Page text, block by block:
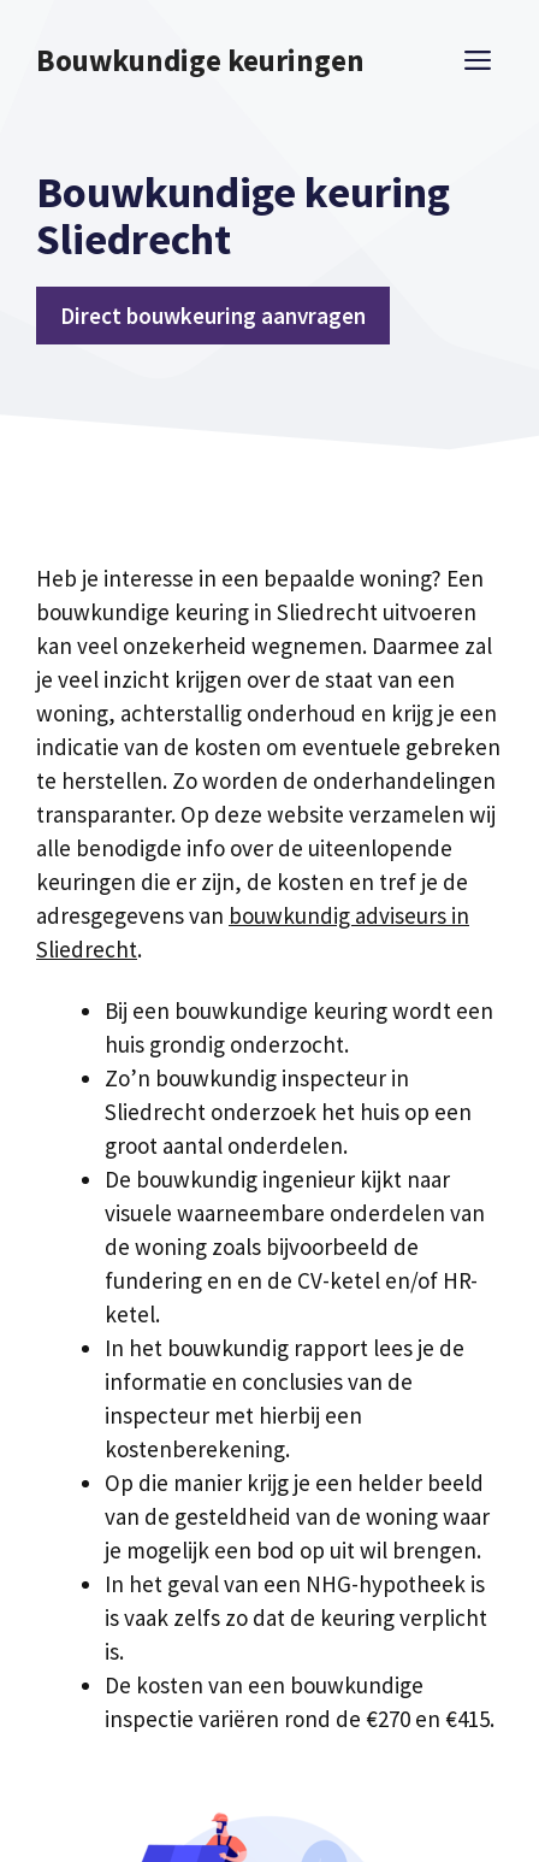
naarBouwkundige keuringen
Bouwkundige keuring
Sliedrecht
Direct bouwkeuring aanvragen
Heb je interesse in een bepaalde woning? Een
bouwkundige keuring in Sliedrecht uitvoeren
kan veel onzekerheid wegnemen. Daarmee zal
je veel inzicht krijgen over de staat van een
woning, achterstallig onderhoud en krijg je een
indicatie van de kosten om eventuele gebreken
te herstellen. Zo worden de onderhandelingen
transparanter. Op deze website verzamelen wij
alle benodigde info over de uiteenlopende
keuringen die er zijn, de kosten en tref je de
adresgegevens van bouwkundig adviseurs in
Sliedrecht.
Bij een bouwkundige keuring wordt een
huis grondig onderzocht.
Zo’n bouwkundig inspecteur in
Sliedrecht onderzoek het huis op een
groot aantal onderdelen.
De bouwkundig ingenieur kijkt naar
visuele waarneembare onderdelen van
de woning zoals bijvoorbeeld de
fundering en en de CV-ketel en/of HR-
ketel.
In het bouwkundig rapport lees je de
informatie en conclusies van de
inspecteur met hierbij een
kostenberekening.
Op die manier krijg je een helder beeld
van de gesteldheid van de woning waar
je mogelijk een bod op uit wil brengen.
In het geval van een NHG-hypotheek is
is vaak zelfs zo dat de keuring verplicht
is.
De kosten van een bouwkundige
inspectie variëren rond de €270 en €415.